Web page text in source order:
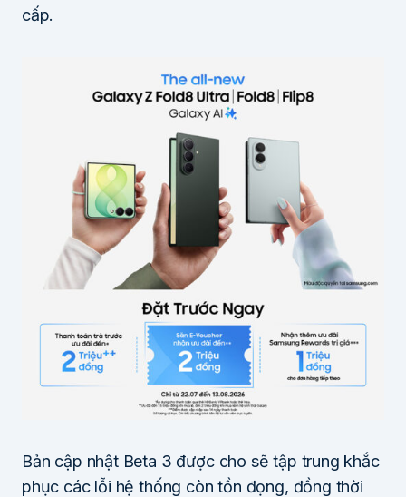
cấp.
Bản cập nhật Beta 3 được cho sẽ tập trung khắc
phục các lỗi hệ thống còn tồn đọng, đồng thời